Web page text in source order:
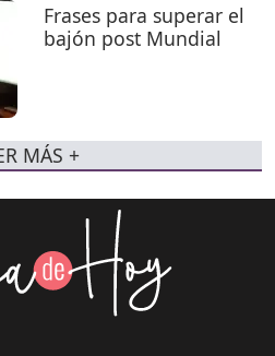
Frases para superar el
bajón post Mundial
MÁS +